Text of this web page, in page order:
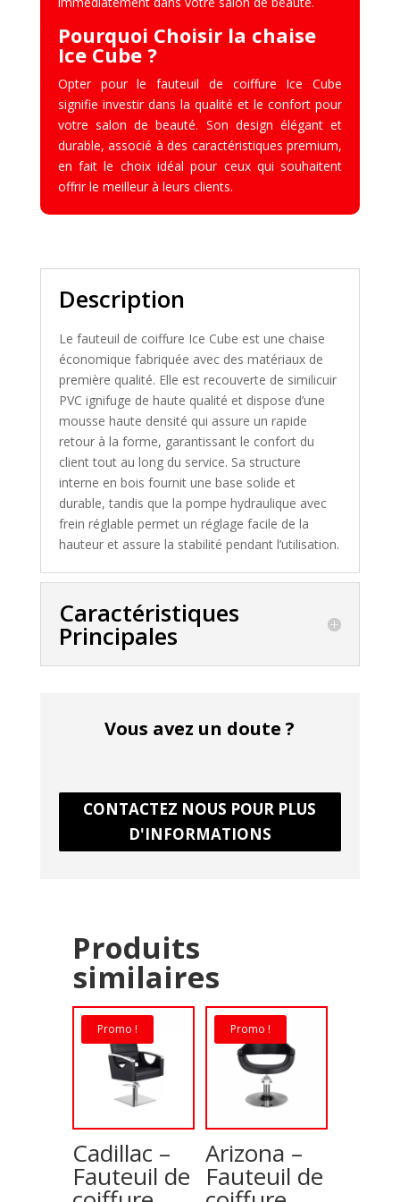
Pourquoi Choisir la chaise
Ice Cube ?
Opter pour le fauteuil de coiffure Ice Cube
signifie investir dans la qualité et le confort pour
votre salon de beauté. Son design élégant et
durable, associé à des caractéristiques premium,
en fait le choix idéal pour ceux qui souhaitent
offrir le meilleur à leurs clients.
Description
Le fauteuil de coiffure Ice Cube est une chaise
économique fabriquée avec des matériaux de
première qualité. Elle est recouverte de similicuir
PVC ignifuge de haute qualité et dispose d’une
mousse haute densité qui assure un rapide
retour à la forme, garantissant le confort du
client tout au long du service. Sa structure
interne en bois fournit une base solide et
durable, tandis que la pompe hydraulique avec
frein réglable permet un réglage facile de la
hauteur et assure la stabilité pendant l’utilisation.
Caractéristiques
Principales
Vous avez un doute ?
CONTACTEZ NOUS POUR PLUS
D'INFORMATIONS
Produits
similaires
Promo !
Cadillac –
Fauteuil de
Promo !
Arizona –
Fauteuil de